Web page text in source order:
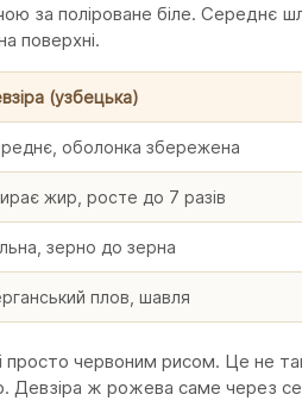
за поліроване біле. Середнє
поверхні.
(узбецька)
оболонка збережена
жир, росте до 7 разів
зерно до зерна
плов, шавля
просто червоним рисом. Це не
Девзіра ж рожева саме через